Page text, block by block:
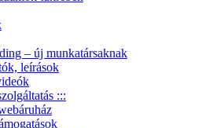
– új munkatársaknak
leírások
:::